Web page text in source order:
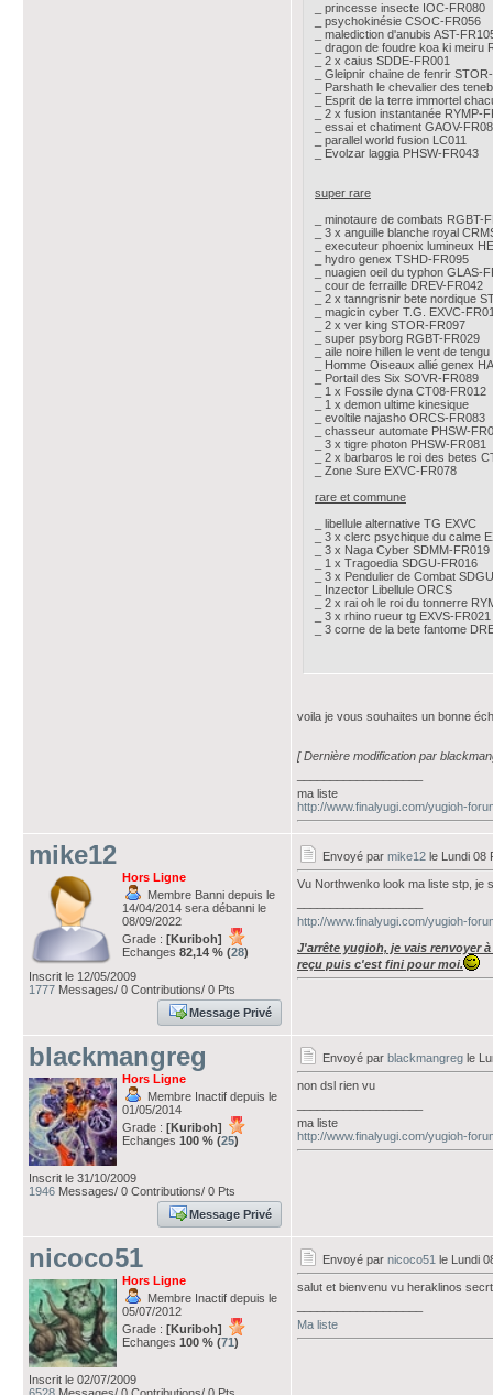
_ princesse insecte IOC-FR080
_ psychokinésie CSOC-FR056
_ malediction d'anubis AST-
_ dragon de foudre koa ki meiru
_ 2 x caius SDDE-FR001
_ Gleipnir chaine de fenrir
_ Parshath le chevalier des
_ Esprit de la terre immortel
_ 2 x fusion instantanée RYMP-
_ essai et chatiment GAOV-
_ parallel world fusion LC011
_ Evolzar laggia PHSW-FR043
super rare
_ minotaure de combats RGBT-
_ 3 x anguille blanche royal
_ executeur phoenix lumineux
_ hydro genex TSHD-FR095
_ nuagien oeil du typhon GLAS-
_ cour de ferraille DREV-FR042
_ 2 x tanngrisnir bete nordique
_ magicin cyber T.G. EXVC-
_ 2 x ver king STOR-FR097
_ super psyborg RGBT-FR029
_ aile noire hillen le vent de
_ Homme Oiseaux allié genex
_ Portail des Six SOVR-FR089
_ 1 x Fossile dyna CT08-FR012
_ 1 x demon ultime kinesique
_ evoltile najasho ORCS-FR083
_ chasseur automate PHSW-
_ 3 x tigre photon PHSW-FR081
_ 2 x barbaros le roi des betes
_ Zone Sure EXVC-FR078
rare et commune
_ libellule alternative TG EXVC
_ 3 x clerc psychique du calme
_ 3 x Naga Cyber SDMM-FR019
_ 1 x Tragoedia SDGU-FR016
_ 3 x Pendulier de Combat SDGU
_ Inzector Libellule ORCS
_ 2 x rai oh le roi du tonnerre
_ 3 x rhino rueur tg EXVS-FR021
_ 3 corne de la bete fantome
voila je vous souhaites un bonne
[ Dernière modification par
ma liste
http://www.finalyugi.com/yugioh-
mike12
Hors Ligne
Membre Banni depuis le
14/04/2014 sera débanni le
08/09/2022
Grade : [Kuriboh]
Echanges 82,14 % (28)
Inscrit le 12/05/2009
1777 Messages/ 0 Contributions/ 0 Pts
Message Privé
Envoyé par mike12 le Lundi 08
Vu Northwenko look ma liste stp, je
http://www.finalyugi.com/yugioh-
J'arrête yugioh, je vais renvoyer
reçu puis c'est fini pour moi.
blackmangreg
Hors Ligne
Membre Inactif depuis le
01/05/2014
Grade : [Kuriboh]
Echanges 100 % (25)
Inscrit le 31/10/2009
1946 Messages/ 0 Contributions/ 0 Pts
Message Privé
Envoyé par blackmangreg le
non dsl rien vu
ma liste
http://www.finalyugi.com/yugioh-
nicoco51
Hors Ligne
Membre Inactif depuis le
05/07/2012
Grade : [Kuriboh]
Echanges 100 % (71)
Inscrit le 02/07/2009
Envoyé par nicoco51 le Lundi
salut et bienvenu vu heraklinos
Ma liste